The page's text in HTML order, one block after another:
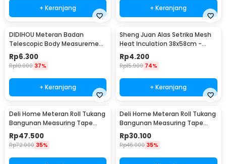
+ Keranjang + Keranjang
DIDIHOU Meteran Badan
Telescopic Body Measurement
1.43M - C05
Rp6.300
Rp10.000 37%
+ Keranjang
Sheng Juan Alas Setrika Mesh
Heat Inculation 38x58cm -
SJ4060
Rp4.200
Rp15.900 74%
+ Keranjang
Deli Home Meteran Roll Tukang
Bangunan Measuring Tape
Auto Lock 5M - HT8519
Rp47.500
Rp72.000 35%
Deli Home Meteran Roll Tukang
Bangunan Measuring Tape
Auto Lock 3M - HT8316
Rp30.100
Rp46.000 35%